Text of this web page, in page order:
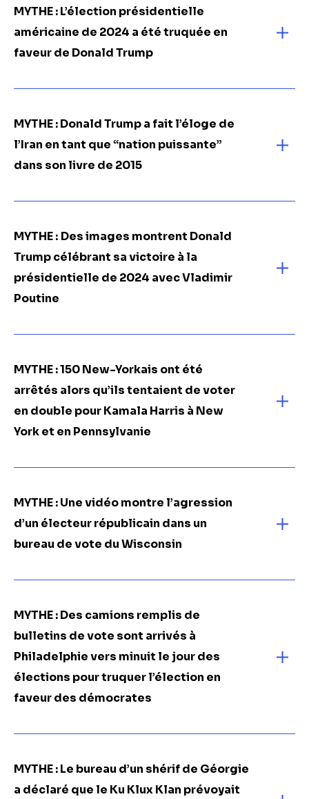
MYTHE : L’élection présidentielle
américaine de 2024 a été truquée en
faveur de Donald Trump
MYTHE : Donald Trump a fait l’éloge de
l’Iran en tant que “nation puissante”
dans son livre de 2015
MYTHE : Des images montrent Donald
Trump célébrant sa victoire à la
présidentielle de 2024 avec Vladimir
Poutine
MYTHE : 150 New-Yorkais ont été
arrêtés alors qu’ils tentaient de voter
en double pour Kamala Harris à New
York et en Pennsylvanie
MYTHE : Une vidéo montre l’agression
d’un électeur républicain dans un
bureau de vote du Wisconsin
MYTHE : Des camions remplis de
bulletins de vote sont arrivés à
Philadelphie vers minuit le jour des
élections pour truquer l’élection en
faveur des démocrates
MYTHE : Le bureau d’un shérif de Géorgie
a déclaré que le Ku Klux Klan prévoyait